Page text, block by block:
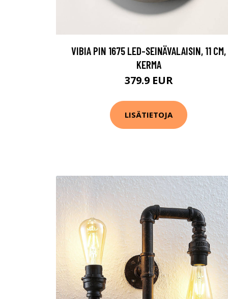
VIBIA PIN 1675 LED-SEINÄVALAISIN, 11 CM,
KERMA
379.9 EUR
LISÄTIETOJA